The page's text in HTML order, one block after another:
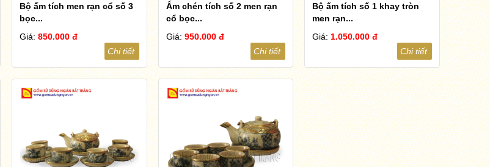
Bộ ấm tích men rạn cổ số 3
bọc...
Giá:850.000 đ
Chi tiết
Ấm chén tích số 2 men rạn
cổ bọc...
Giá: 950.000 đ
Chi tiết
Bộ ấm tích số 1 khay tròn
men rạn...
Giá: 1.050.000 đ
Chi tiết